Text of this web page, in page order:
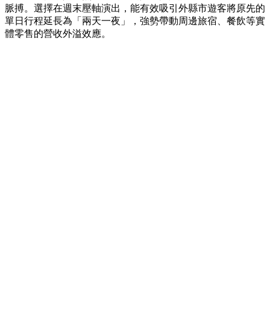
脈搏。選擇在週末壓軸演出，能有效吸引外縣市遊客將原先的
單日行程延長為「兩天一夜」，強勢帶動周邊旅宿、餐飲等實
體零售的營收外溢效應。